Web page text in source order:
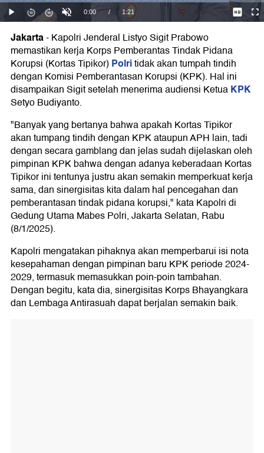
Jakarta-Kapolri Jenderal Listyo Sigit Prabowo
memastikan kerja Korps Pemberantas Tindak Pidana
Korupsi (Kortas Tipikor)Polritidak akan tumpah tindih
dengan Komisi Pemberantasan Korupsi (KPK). Hal ini
disampaikan Sigit setelah menerima audiensi KetuaKPK
Setyo Budiyanto.
"Banyak yang bertanya bahwa apakah Kortas Tipikor
akan tumpang tindih dengan KPK ataupun APH lain, tadi
dengan secara gamblang dan jelas sudah dijelaskan oleh
pimpinan KPK bahwa dengan adanya keberadaan Kortas
Tipikor ini tentunya justru akan semakin memperkuat kerja
sama, dan sinergisitas kita dalam hal pencegahan dan
pemberantasan tindak pidana korupsi," kata Kapolri di
Gedung Utama Mabes Polri, Jakarta Selatan, Rabu
(8/1/2025).
Kapolri mengatakan pihaknya akan memperbarui isi nota
kesepahaman dengan pimpinan baru KPK periode 2024-
2029, termasuk memasukkan poin-poin tambahan.
Dengan begitu, kata dia, sinergisitas Korps Bhayangkara
dan Lembaga Antirasuah dapat berjalan semakin baik.